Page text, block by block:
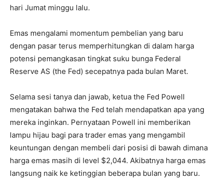
hari Jumat minggu lalu.
Emas mengalami momentum pembelian yang baru
dengan pasar terus memperhitungkan di dalam harga
potensi pemangkasan tingkat suku bunga Federal
Reserve AS (the Fed) secepatnya pada bulan Maret.
Selama sesi tanya dan jawab, ketua the Fed Powell
mengatakan bahwa the Fed telah mendapatkan apa yang
mereka inginkan. Pernyataan Powell ini memberikan
lampu hijau bagi para trader emas yang mengambil
keuntungan dengan membeli dari posisi di bawah dimana
harga emas masih di level $2,044. Akibatnya harga emas
langsung naik ke ketinggian beberapa bulan yang baru.